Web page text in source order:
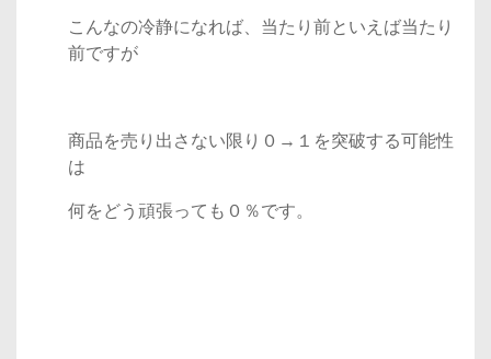
こんなの冷静になれば、当たり前といえば当たり
前ですが
商品を売り出さない限り０→１を突破する可能性
は
何をどう頑張っても０％です。